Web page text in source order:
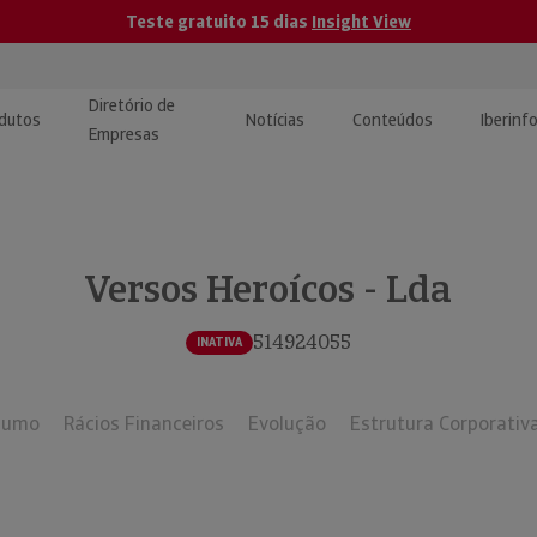
Teste gratuito 15 dias Insight View
e Monitorização de
Diretório de
Empresas
Notícias Conteúdos
| Estudos e
Versos Heroícos - Lda
INATIVA 514924055
Rácios Financeiros Evolução Estrutura Corporativa